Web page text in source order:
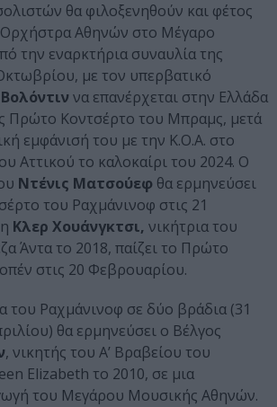
θα φιλοξενηθούν και φέτος
Ορχήστρα Αθηνών στο Μέγαρο
την εναρκτήρια συναυλία της
με τον υπερβατικό
να επανέρχεται στην Ελλάδα
Πρώτο Κοντσέρτο του Μπραμς, μετά
εμφάνισή του με την Κ.Ο.Α. στο
Αττικού το καλοκαίρι του 2024. Ο
Ντένις Ματσούεφ θα ερμηνεύσει
του Ραχμάνινοφ στις 21
Κλερ Χουάνγκτσι, νικήτρια του
Άντα το 2018, παίζει το Πρώτο
στις 20 Φεβρουαρίου.
του Ραχμάνινοφ σε δύο βράδια (31
θα ερμηνεύσει ο Βέλγος
, νικητής του Α’ Βραβείου του
Elizabeth το 2010, σε μια
του Μεγάρου Μουσικής Αθηνών.